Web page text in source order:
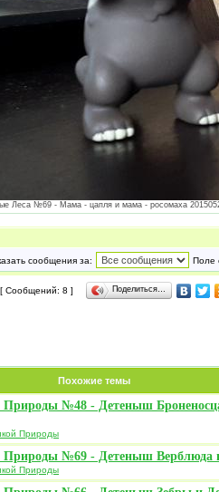
Леса №69 - Мама - цапля и мама - росомаха
сообщения за: Поле
[ Сообщений: 8 ] Поделиться…
Похожие темы
№48 - Детеныш
Природы
№69 - Детеныш Верблюда
Природы